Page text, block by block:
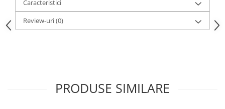
Caracteristici
Review-uri(0)
PRODUSE SIMILARE